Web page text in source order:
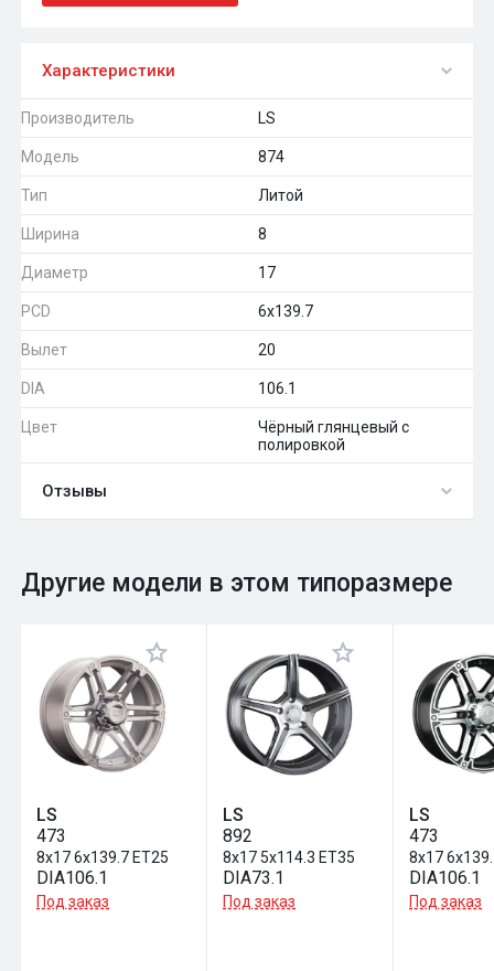
Характеристики
Производитель LS
Модель 874
Тип Литой
Ширина 8
Диаметр 17
PCD 6x139.7
Вылет 20
DIA 106.1
Цвет
Чёрный глянцевый с
полировкой
Отзывы
Оставить отзыв
Общий рейтинг 0
Другие модели в этом типоразмере
LS
473
8x17 6x139.7 ET25
DIA106.1
Под заказ
LS
892
8x17 5x114.3 ET35
DIA73.1
Под заказ
LS
473
8x17
DIA106.1
Под заказ